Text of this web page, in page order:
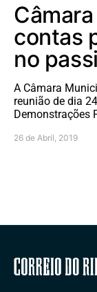
contas
no
A Câmara
reunião de dia
Demonstrações
26 de Abril, 2019